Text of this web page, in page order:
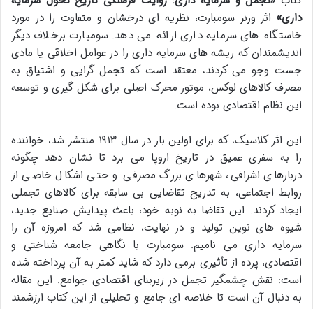
داری» اثر ورنر سومبارت، نظریه ای درخشان و متفاوت را در مورد
خاستگاه های سرمایه داری ارائه می دهد. سومبارت برخلاف دیگر
اندیشمندان که ریشه های سرمایه داری را در عوامل اخلاقی یا مادی
جست وجو می کردند، معتقد است که تجمل گرایی و اشتیاق به
مصرف کالاهای لوکس، موتور محرک اصلی برای شکل گیری و توسعه
این نظام اقتصادی بوده است.
این اثر کلاسیک، که برای اولین بار در سال ۱۹۱۳ منتشر شد، خواننده
را به سفری عمیق در تاریخ اروپا می برد تا نشان دهد چگونه
دربارهای اشرافی، شهرهای بزرگ مصرفی و حتی اشکال خاصی از
روابط اجتماعی، به تدریج تقاضایی بی سابقه برای کالاهای تجملی
ایجاد کردند. این تقاضا به نوبه خود، باعث پیدایش صنایع جدید،
شیوه های نوین تولید و در نهایت، نظامی شد که امروزه آن را
سرمایه داری می نامیم. سومبارت با نگاهی جامعه شناختی و
اقتصادی، پرده از تأثیری برمی دارد که شاید کمتر به آن پرداخته شده
است: نقش چشمگیر تجمل در زیربنای اقتصادی جوامع. این مقاله
به دنبال آن است تا خلاصه ای جامع و تحلیلی از این کتاب ارزشمند